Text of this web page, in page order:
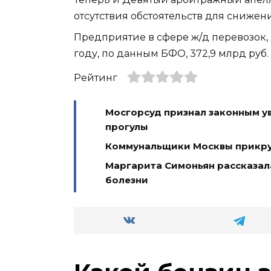
отсутствия обстоятельств для
Предприятие в сфере ж/д
году, по данным БФО, 372,9 млрд
Рейтинг
Мосгорсуд признал законным
прогулы
Коммунальщики Москвы
Маргарита Симоньян
болезни